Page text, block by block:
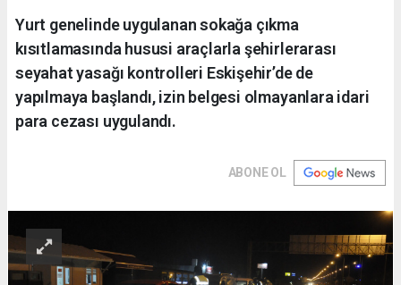
Yurt genelinde uygulanan sokağa çıkma
kısıtlamasında hususi araçlarla şehirlerarası
seyahat yasağı kontrolleri Eskişehir’de de
yapılmaya başlandı, izin belgesi olmayanlara idari
para cezası uygulandı.
ABONE OL